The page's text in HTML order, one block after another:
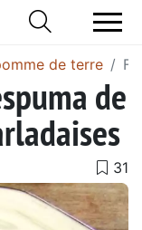
de terre
de